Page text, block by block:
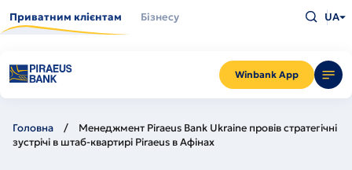
до
основного
Приватним клієнтам Бізнесу
Winbank App
що
Enter
UA
Головна
Менеджмент Piraeus Bank Ukraine провів стратегічні
зустрічі в штаб-квартирі Piraeus в Афінах